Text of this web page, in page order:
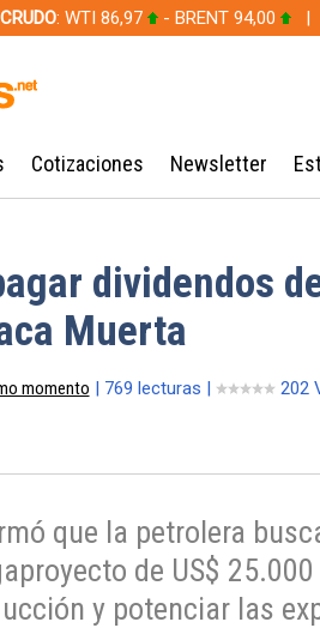
CRUDO: WTI 86,97 - BRENT 94,00 |
Cotizaciones Newsletter
dividendos
Muerta
momento | 769 lecturas | 202
que la petrolera
de US$
y potenciar las